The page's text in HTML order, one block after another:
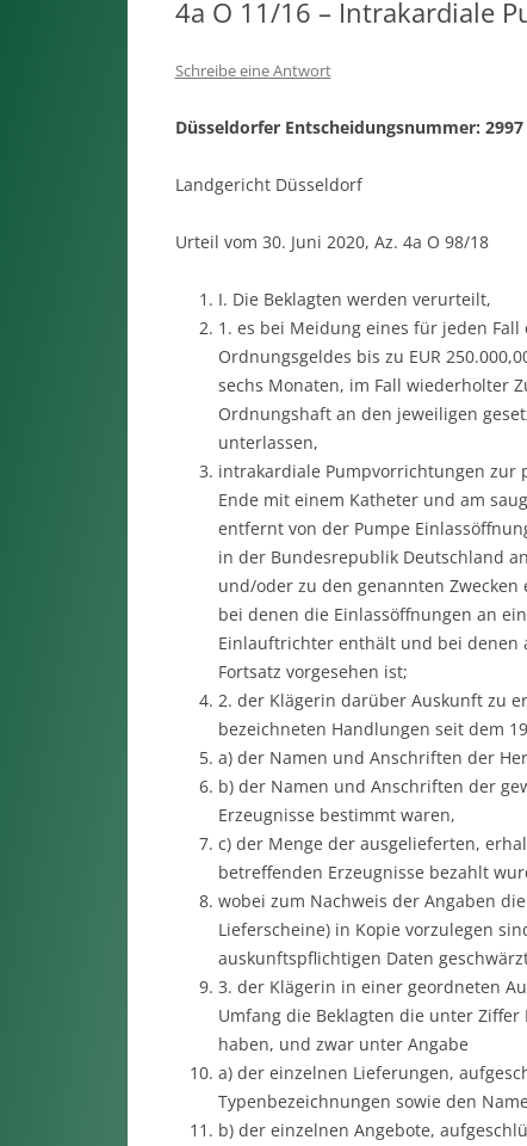
4a O 11/16 – Intrakardiale
Schreibe eine Antwort
Düsseldorfer Entscheidungsnummer: 2997
Landgericht Düsseldorf
Urteil vom 30. Juni 2020, Az. 4a O 98/18
I. Die Beklagten werden verurteilt,
1. es bei Meidung eines für jeden
Ordnungsgeldes bis zu EUR
sechs Monaten, im Fall wiederholter
Ordnungshaft an den jeweiligen
unterlassen,
intrakardiale Pumpvorrichtungen zur
Ende mit einem Katheter und am
entfernt von der Pumpe
in der Bundesrepublik Deutschland
und/oder zu den genannten
bei denen die Einlassöffnungen an
Einlauftrichter enthält und bei denen
Fortsatz vorgesehen ist;
2. der Klägerin darüber Auskunft zu
bezeichneten Handlungen seit dem
a) der Namen und Anschriften der
b) der Namen und Anschriften der
Erzeugnisse bestimmt waren,
c) der Menge der ausgelieferten,
betreffenden Erzeugnisse bezahlt
wobei zum Nachweis der Angaben
Lieferscheine) in Kopie vorzulegen
auskunftspflichtigen Daten
3. der Klägerin in einer geordneten
Umfang die Beklagten die unter
haben, und zwar unter Angabe
a) der einzelnen Lieferungen,
Typenbezeichnungen sowie den
b) der einzelnen Angebote,